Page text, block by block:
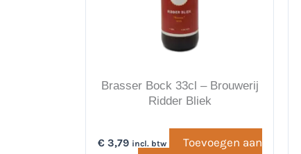
Brasser Bock 33cl – Brouwerij
Ridder Bliek
€3,79 incl. btw
Toevoegen aan